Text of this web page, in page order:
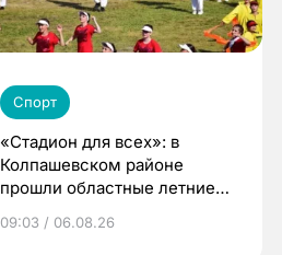
Спорт
«Стадион для всех»: в
Колпашевском районе
прошли областные летние
09:03 / 06.08.26